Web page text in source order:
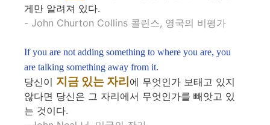
게만 알려져 있다.
- John Churton Collins 콜린스, 영국의 비평가
If you are not adding something to where you are, you
are talking something away from it.
당신이 지금 있는 자리 에 무엇인가 보태고 있지
않다면 당신은 그 자리에서 무엇인가를 빼앗고 있
는 것이다.